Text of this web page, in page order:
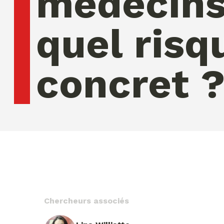
quel
concret ?
Chercheurs associés